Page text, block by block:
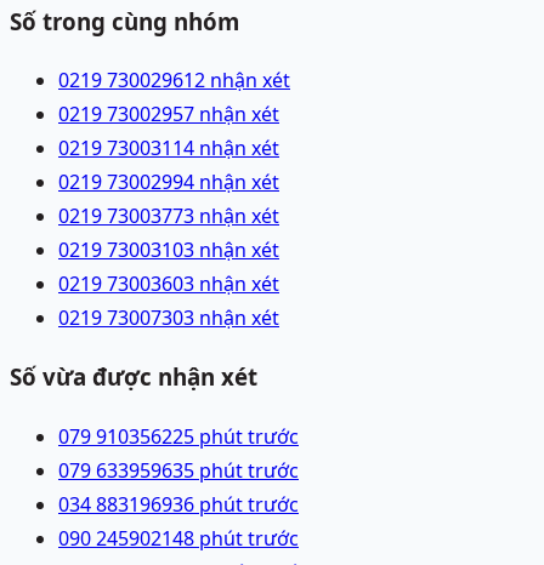
Số trong cùng nhóm
0219 730029612 nhận xét
0219 73002957 nhận xét
0219 73003114 nhận xét
0219 73002994 nhận xét
0219 73003773 nhận xét
0219 73003103 nhận xét
0219 73003603 nhận xét
0219 73007303 nhận xét
Số vừa được nhận xét
079 910356225 phút trước
079 633959635 phút trước
034 883196936 phút trước
090 245902148 phút trước